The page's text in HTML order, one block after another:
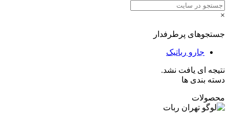
×
جستجوهای پرطرفدار
جارو رباتیک
نتیجه ای یافت نشد.
دسته بندی ها
محصولات